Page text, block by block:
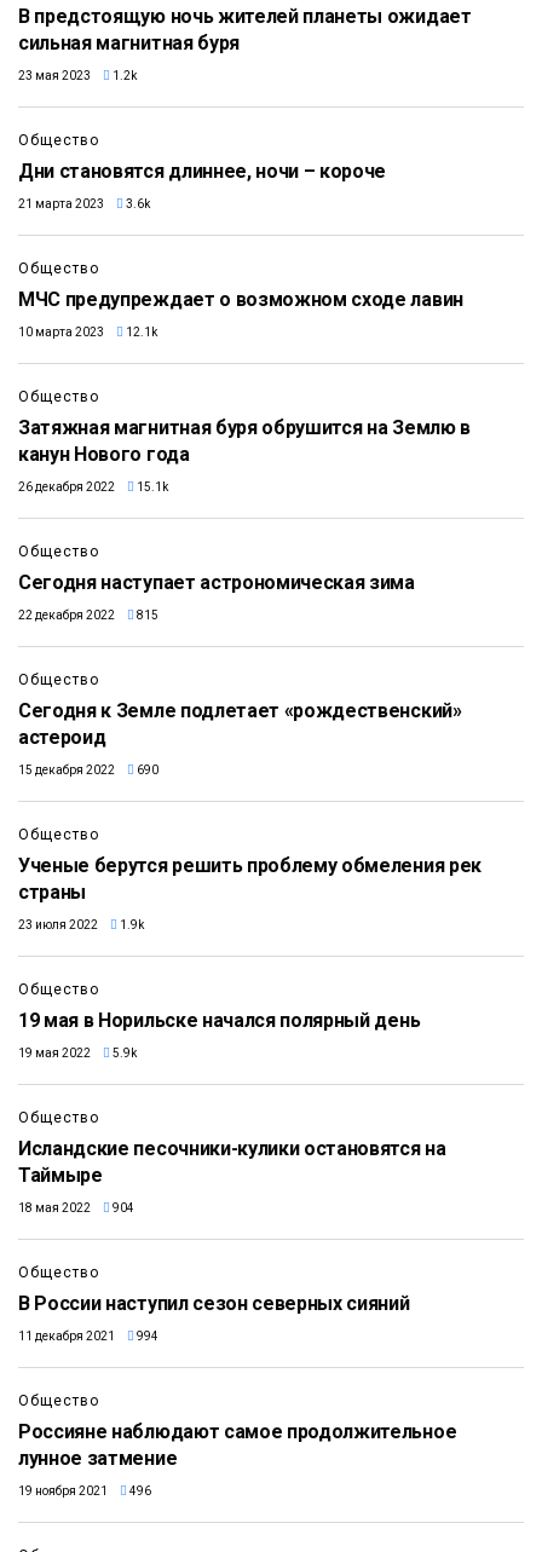
В предстоящую ночь жителей планеты ожидает
сильная магнитная буря
23 мая 2023 1.2k
Общество
Дни становятся длиннее, ночи – короче
21 марта 2023 3.6k
Общество
МЧС предупреждает о возможном сходе лавин
10 марта 2023 12.1k
Общество
Затяжная магнитная буря обрушится на Землю в
канун Нового года
26 декабря 2022 15.1k
Общество
Сегодня наступает астрономическая зима
22 декабря 2022 815
Общество
Сегодня к Земле подлетает «рождественский»
астероид
15 декабря 2022 690
Общество
Ученые берутся решить проблему обмеления рек
страны
23 июля 2022 1.9k
Общество
19 мая в Норильске начался полярный день
19 мая 2022 5.9k
Общество
Исландские песочники-кулики остановятся на
Таймыре
18 мая 2022 904
Общество
В России наступил сезон северных сияний
11 декабря 2021 994
Общество
Россияне наблюдают самое продолжительное
лунное затмение
19 ноября 2021 496